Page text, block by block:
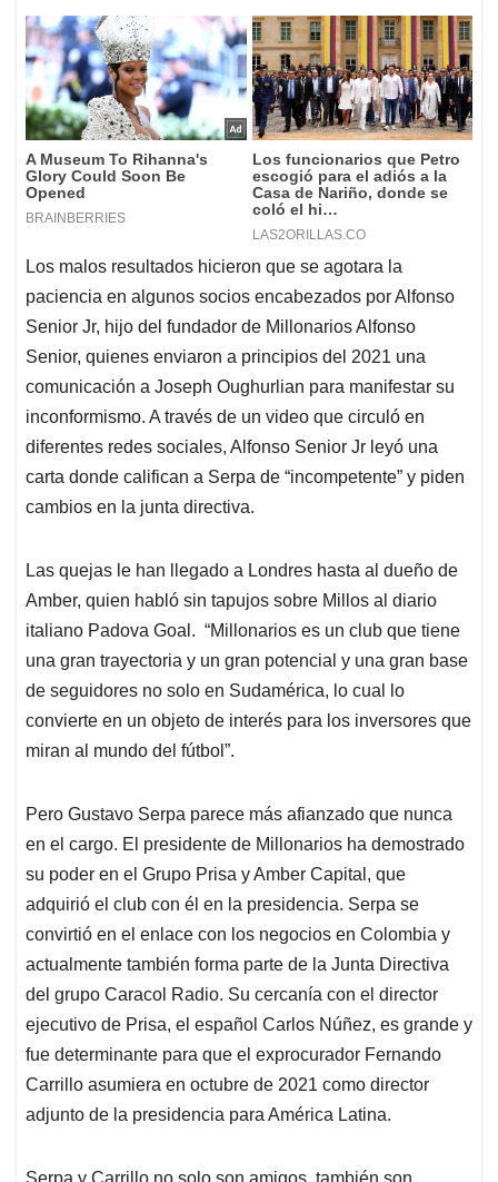
Los malos resultados hicieron que se agotara la
paciencia en algunos socios encabezados por Alfonso
Senior Jr, hijo del fundador de Millonarios Alfonso
Senior, quienes enviaron a principios del 2021 una
comunicación a Joseph Oughurlian para manifestar su
inconformismo. A través de un video que circuló en
diferentes redes sociales, Alfonso Senior Jr leyó una
carta donde califican a Serpa de “incompetente” y piden
cambios en la junta directiva.
Las quejas le han llegado a Londres hasta al dueño de
Amber, quien habló sin tapujos sobre Millos al diario
italiano Padova Goal. “Millonarios es un club que tiene
una gran trayectoria y un gran potencial y una gran base
de seguidores no solo en Sudamérica, lo cual lo
convierte en un objeto de interés para los inversores que
miran al mundo del fútbol”.
Pero Gustavo Serpa parece más afianzado que nunca
en el cargo. El presidente de Millonarios ha demostrado
su poder en el Grupo Prisa y Amber Capital, que
adquirió el club con él en la presidencia. Serpa se
convirtió en el enlace con los negocios en Colombia y
actualmente también forma parte de la Junta Directiva
del grupo Caracol Radio. Su cercanía con el director
ejecutivo de Prisa, el español Carlos Núñez, es grande y
fue determinante para que el exprocurador Fernando
Carrillo asumiera en octubre de 2021 como director
adjunto de la presidencia para América Latina.
Serpa y Carrillo no solo son amigos, también son